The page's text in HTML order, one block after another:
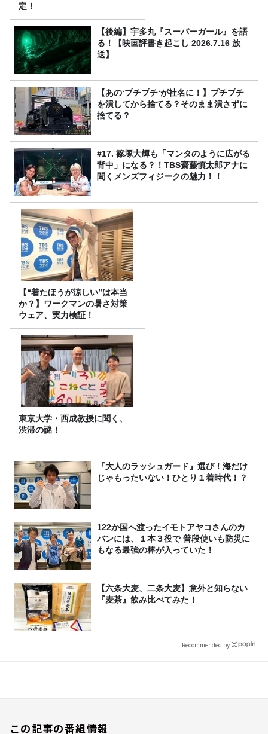
定！
【後編】宇多丸『スーパーガール』を語
る！【映画評書き起こし 2026.7.16 放
送】
【あの‘プチプチ‘が社名に！】プチプチ
を潰してから捨てる？そのまま潰さずに
捨てる？
#17. 篠塚大輝も「マンタのように広がる
背中」になる？！TBS齋藤慎太郎アナに
聞くメンズフィジークの魅力！！
【“着たほうが涼しい”は本当
か？】ワークマンの暑さ対策
ウェア、実力検証！
東京大学・西成教授に聞く、
渋滞の謎！
『大人のラッシュガード』選び！海だけ
じゃもったいない！ひとり１着時代！？
122か国へ渡ったイモトアヤコさんのカ
バンには、１本３役で 普段使いも防災に
もなる最強の棒が入っていた！
【六条大麦、二条大麦】意外と知らない
『麦茶』飲み比べてみた！
Recommended by
この記事の番組情報